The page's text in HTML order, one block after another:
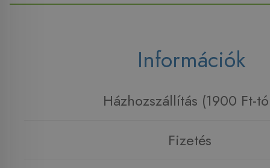
Információk
Házhozszállítás (1900 Ft-
Fizetés